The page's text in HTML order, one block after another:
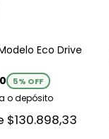
Eco Drive
5% OFF
o depósito
$130.898,33